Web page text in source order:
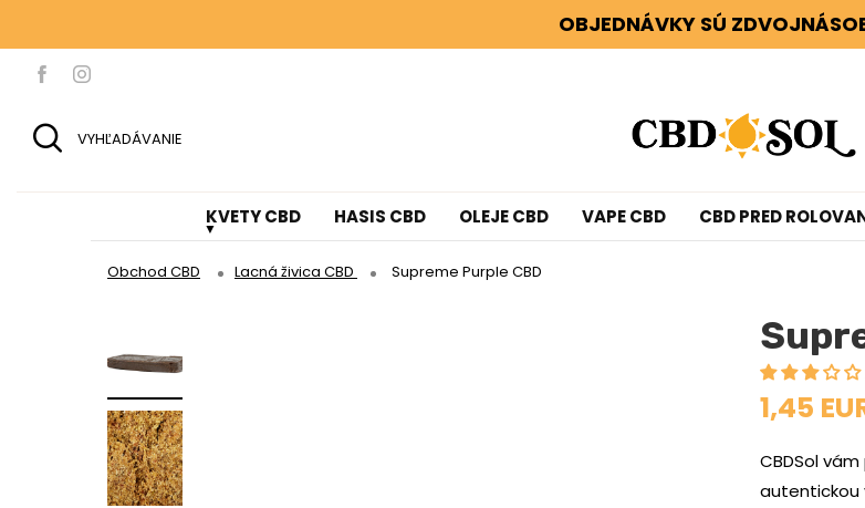
OBJEDNÁVKY SÚ
100 g KVETOV ALEBO SMOLY ZADARMO PRI
100 g KVETOV ALEBO SMOLY ZADARMO PRI
VYHĽADÁVANIE
KVETY CBD HASIS CBD OLEJE CBD VAPE CBD CBD PRED
Obchod CBD Lacná živica CBD Supreme Purple CBD
1,45
CBDSol
autentickou